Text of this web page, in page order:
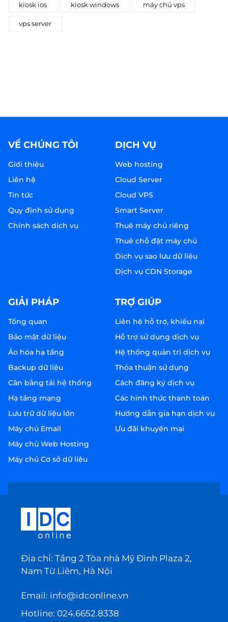
kiosk ios kiosk windows máy chủ vps
vps server
VỀ CHÚNG TÔI
Giới thiệu
Liên hệ
Tin tức
Quy định sử dụng
Chính sách dịch vụ
DỊCH VỤ
Web hosting
Cloud Server
Cloud VPS
Smart Server
Thuê máy chủ riêng
Thuê chỗ đặt máy chủ
Dịch vụ sao lưu dữ liệu
Dịch vụ CDN Storage
GIẢI PHÁP
Tổng quan
Bảo mật dữ liệu
Ảo hóa hạ tầng
Backup dữ liệu
Cân bằng tải hệ thống
Hạ tầng mạng
Lưu trữ dữ liệu lớn
Máy chủ Email
Máy chủ Web Hosting
Máy chủ Cơ sở dữ liệu
TRỢ GIÚP
Liên hệ hỗ trợ, khiếu nại
Hỗ trợ sử dụng dịch vụ
Hệ thống quản trị dịch vụ
Thỏa thuận sử dụng
Cách đăng ký dịch vụ
Các hình thức thanh toán
Hướng dẫn gia hạn dịch vụ
Ưu đãi khuyến mại
Địa chỉ: Tầng 2 Tòa nhà Mỹ Đình Plaza 2,
Nam Từ Liêm, Hà Nội
Email: info@idconline.vn
Hotline: 024.6652.8338